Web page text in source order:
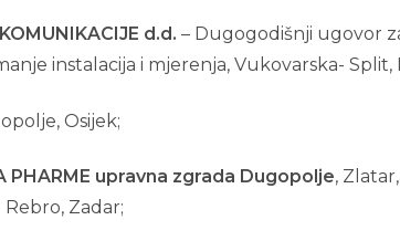
d.d. – Dugogodišnji ugovor
instalacija i mjerenja, Vukovarska-
Osijek;
PHARME upravna zgrada Dugopolje,
Zadar;